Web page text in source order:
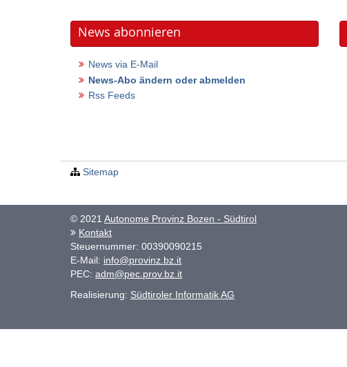
News abonnieren
News via E-Mail
News-Abo ändern oder abmelden
Rss Feeds
Sitemap
© 2021 Autonome Provinz Bozen - Südtirol
Kontakt
Steuernummer: 00390090215
E-Mail: info@provinz.bz.it
PEC: adm@pec.prov.bz.it
Realisierung: Südtiroler Informatik AG